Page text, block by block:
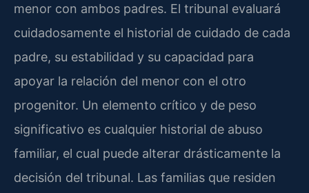
menor con ambos padres. El tribunal evaluará
cuidadosamente el historial de cuidado de cada
padre, su estabilidad y su capacidad para
apoyar la relación del menor con el otro
progenitor. Un elemento crítico y de peso
significativo es cualquier historial de abuso
familiar, el cual puede alterar drásticamente la
decisión del tribunal. Las familias que residen